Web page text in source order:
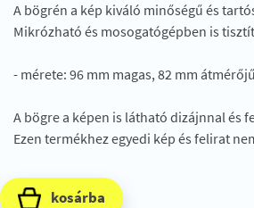
A bögrén a kép kiváló minőségű és
Mikrózható és mosogatógépben is
- mérete: 96 mm magas, 82 mm
A bögre a képen is látható dizájnnal és
Ezen termékhez egyedi kép és felirat
kosárba